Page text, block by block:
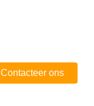
Contacteer ons